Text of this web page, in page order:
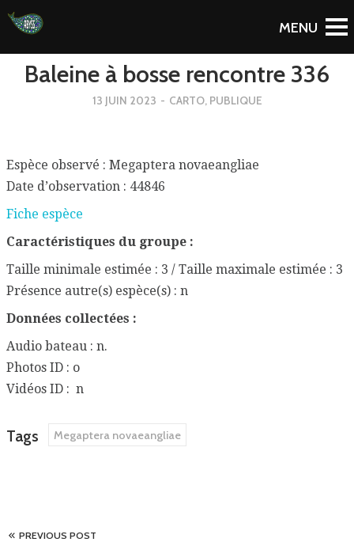
To Blog
Baleine à bosse rencontre 336
13 JUIN 2023 - CARTO, PUBLIQUE
Espèce observé : Megaptera novaeangliae
Date d’observation : 44846
Fiche espèce
Caractéristiques du groupe :
Taille minimale estimée : 3 / Taille maximale estimée : 3
Présence autre(s) espèce(s) : n
Données collectées :
Audio bateau : n.
Photos ID : o
Vidéos ID : n
Tags Megaptera novaeangliae
PREVIOUS POST